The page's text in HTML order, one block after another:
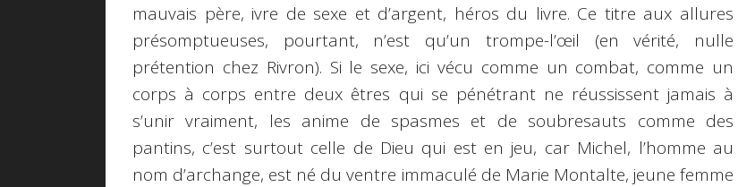
mauvais père, ivre de sexe et d’argent, héros du livre. Ce titre aux allures
présomptueuses, pourtant, n’est qu’un trompe-l’œil (en vérité, nulle
prétention chez Rivron). Si le sexe, ici vécu comme un combat, comme un
corps à corps entre deux êtres qui se pénétrant ne réussissent jamais à
s’unir vraiment, les anime de spasmes et de soubresauts comme des
pantins, c’est surtout celle de Dieu qui est en jeu, car Michel, l’homme au
nom d’archange, est né du ventre immaculé de Marie Montalte, jeune femme